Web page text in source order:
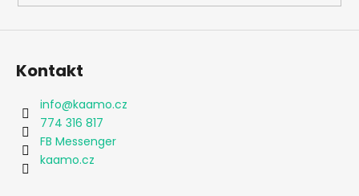
Kontakt
info@kaamo.cz
774 316 817
FB Messenger
kaamo.cz